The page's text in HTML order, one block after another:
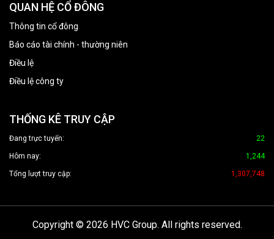
QUAN HỆ CỔ ĐÔNG
Thông tin cổ đông
Báo cáo tài chính - thường niên
Điều lệ
Điều lệ công ty
THỐNG KÊ TRUY CẬP
Đang trực tuyến: 22
Hôm nay: 1,244
Tổng lượt truy cập: 1,307,748
Copyright © 2026 HVC Group. All rights reserved.